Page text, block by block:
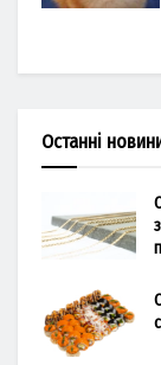
Останні